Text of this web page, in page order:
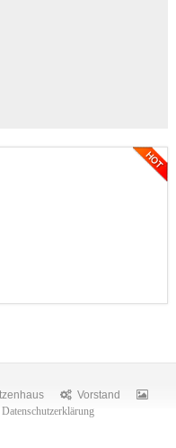
Vorstand
Datenschutzerklärung